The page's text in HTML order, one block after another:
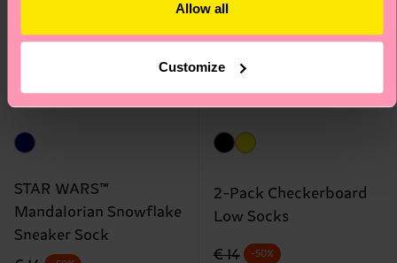
Allow all
Customize
STAR WARS™
Mandalorian Snowflake
Sneaker Sock
2-Pack Checkerboard
Low Socks
Originalpreis
€ 14
Reduzierter Preis
-50%